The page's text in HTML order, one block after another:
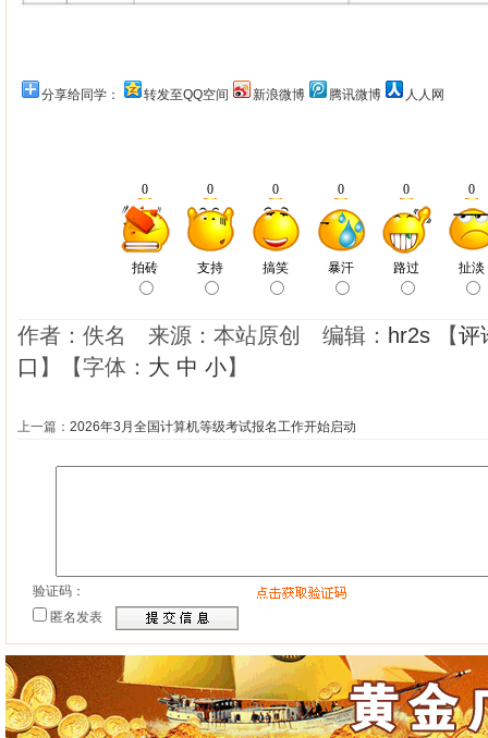
分享给同学： 转发至QQ空间 新浪微博 腾讯微博 人人网
作者：佚名 来源：本站原创 编辑： hr2s 【评
口 】【字体： 大 中 小】
上一篇： 2026年3月全国计算机等级考试报名工作开始启动
验证码：
匿名发表